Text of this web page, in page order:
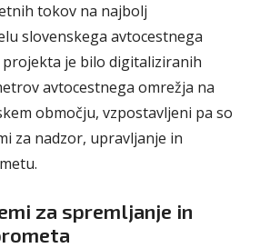
tokov na najbolj
slovenskega avtocestnega
je bilo digitaliziranih
avtocestnega omrežja na
območju, vzpostavljeni pa so
za nadzor, upravljanje in
za spremljanje in